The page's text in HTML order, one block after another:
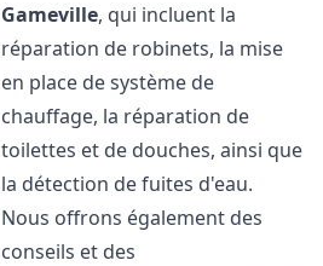
Gameville, qui incluent la
réparation de robinets, la mise
en place de système de
chauffage, la réparation de
toilettes et de douches, ainsi que
la détection de fuites d'eau.
Nous offrons également des
conseils et des